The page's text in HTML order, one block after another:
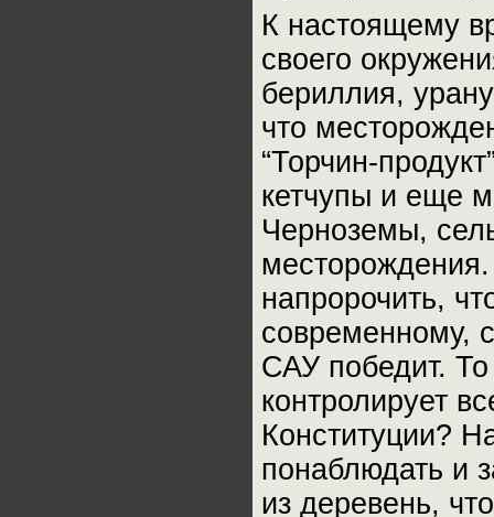
К настоящему
своего
бериллия,
что
“Торчин-
кетчупы и еще
Черноземы,
напророчить,
современному,
САУ победит. То
контролирует
Конституции?
понаблюдать и
из деревень,